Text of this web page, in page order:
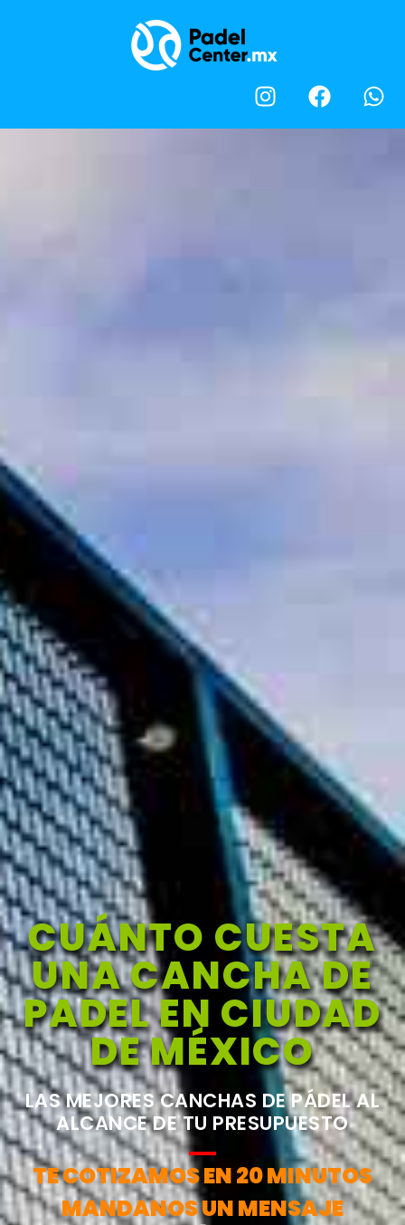
CUÁNTO CUESTA
UNA CANCHA DE
PADEL EN CIUDAD
DE MÉXICO
LAS MEJORES CANCHAS DE PÁDEL AL
ALCANCE DE TU PRESUPUESTO
TE COTIZAMOS EN 20 MINUTOS
MANDANOS UN MENSAJE